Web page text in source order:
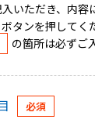
いただき、内容
ボタンを押してく
の箇所は必ずご